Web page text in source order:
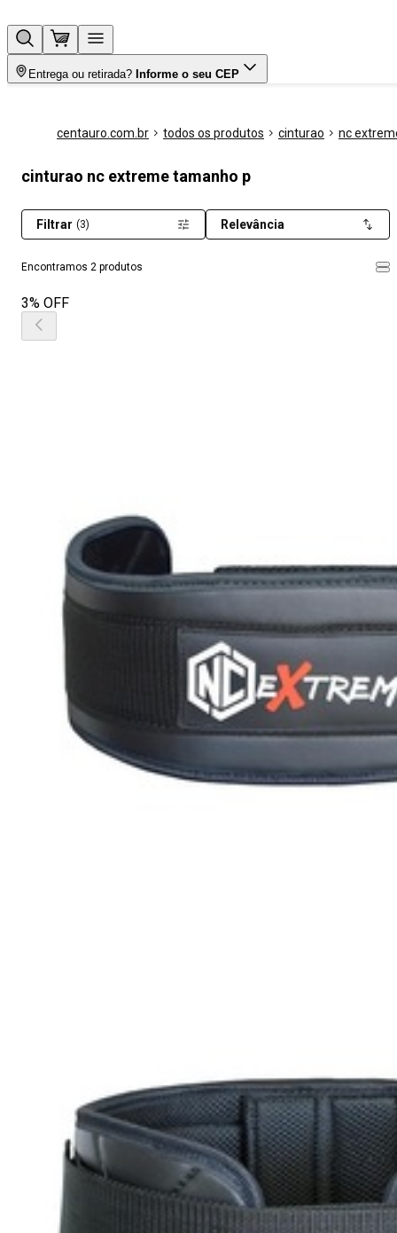
Entrega ou retirada? Informe o seu CEP
centauro.com.br todos os produtos cinturao nc
cinturao nc extreme tamanho p
Encontramos 2 produtos
Filtrar (3) Relevância
3% OFF